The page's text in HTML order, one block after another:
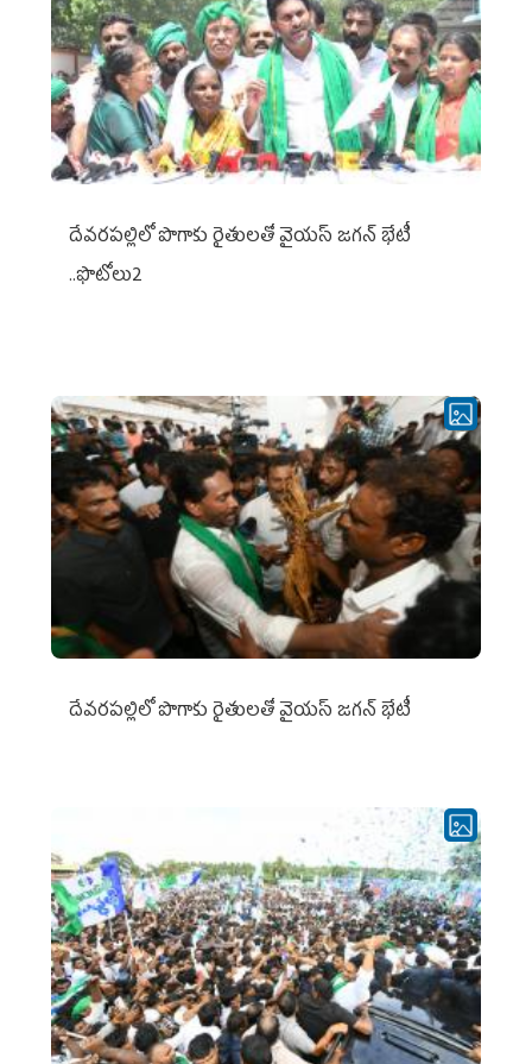
దేవరపల్లిలో పొగాకు రైతులతో వైయస్ జగన్ భేటీ
..ఫొటోలు2
దేవరపల్లిలో పొగాకు రైతులతో వైయస్ జగన్ భేటీ